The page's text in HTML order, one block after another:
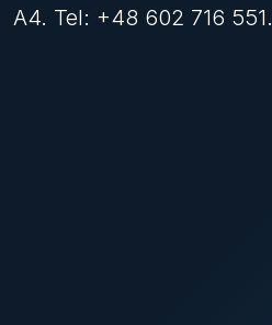
A4. Tel: +48 602 716 551.